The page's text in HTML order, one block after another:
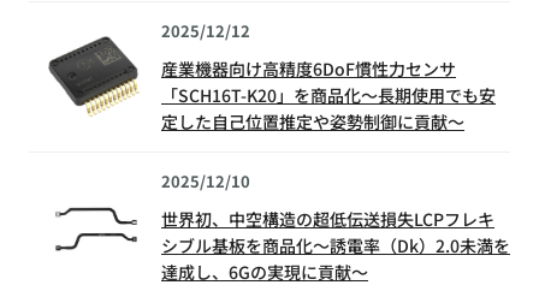
2025/12/12
産業機器向け高精度6DoF慣性力センサ
「SCH16T-K20」を商品化～長期使用でも安
定した自己位置推定や姿勢制御に貢献～
2025/12/10
世界初、中空構造の超低伝送損失LCPフレキ
シブル基板を商品化～誘電率（Dk）2.0未満を
達成し、6Gの実現に貢献～